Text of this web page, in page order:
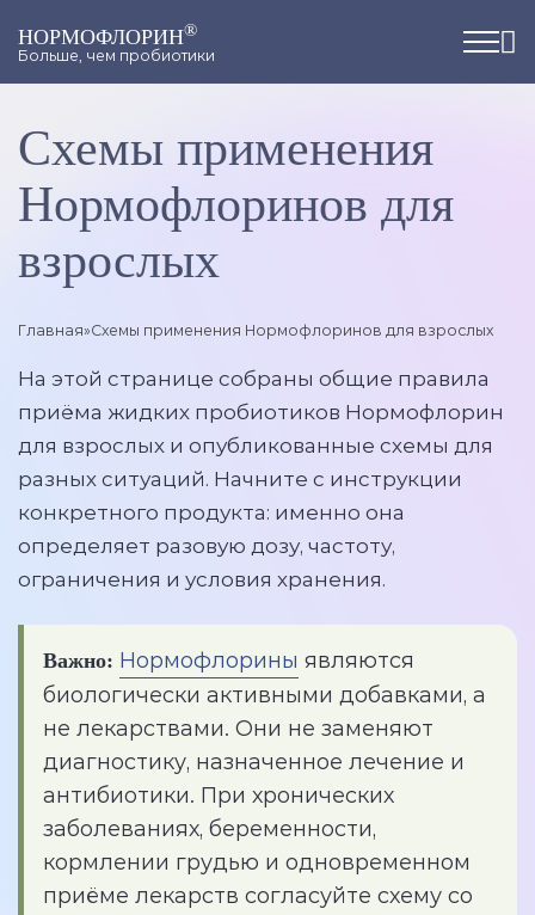
НОРМОФЛОРИН®
Больше, чем пробиотики
Схемы применения
Нормофлоринов для
взрослых
Главная»Схемы применения Нормофлоринов для взрослых
На этой странице собраны общие правила
приёма жидких пробиотиков Нормофлорин
для взрослых и опубликованные схемы для
разных ситуаций. Начните с инструкции
конкретного продукта: именно она
определяет разовую дозу, частоту,
ограничения и условия хранения.
Важно: Нормофлорины являются
биологически активными добавками, а
не лекарствами. Они не заменяют
диагностику, назначенное лечение и
антибиотики. При хронических
заболеваниях, беременности,
кормлении грудью и одновременном
приёме лекарств согласуйте схему со